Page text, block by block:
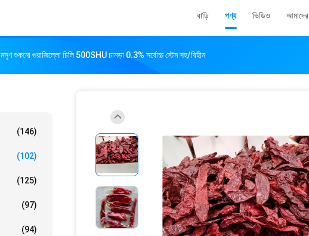
বাড়ি পণ্য ভিডিও আমাদের
মসৃণ শুকনো গুয়াজিল্লো চিলি 500SHU চামড়া 0.3% সর্বোচ্চ স্টেম সহ/বিহীন
(146)
(102)
(125)
(97)
(94)